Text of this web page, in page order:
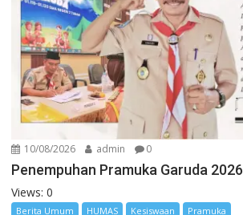
10/08/2026 admin 0
Penempuhan Pramuka Garuda 2026
Views: 0
Berita Umum HUMAS Kesiswaan Pramuka